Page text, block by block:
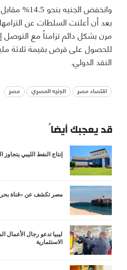
وانخفض الجنيه
بعد أن أعلنت السلطات عن
مرن بشكل دائم تزامناً مع التوصل
للحصول على قرض بقيمة ثلاثة
النقد الدولي.
اقتصاد مصر الجنيه المصري مصر
قد يعجبك أيضاً
إنتاج النفط الليبي يتجاوز
مصر تكشف عن «قناة
ليبيا تدعو رجال الأعمال
الاستثمارية